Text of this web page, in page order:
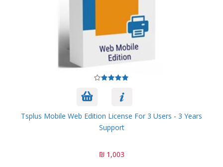
Tsplus Mobile Web Edition License For 3 Users - 3 Years
Support
1,003 ₪